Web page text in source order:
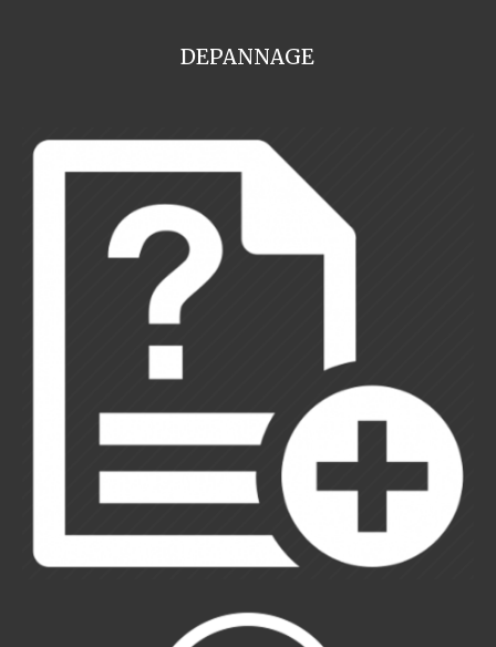
DEPANNAGE